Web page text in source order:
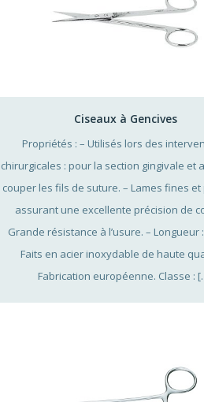
Ciseaux à Gencives
Propriétés : – Utilisés lors des
chirurgicales : pour la section gingivale et
couper les fils de suture. – Lames fines
assurant une excellente précision de
Grande résistance à l’usure. – Longueur :
Faits en acier inoxydable de haute
Fabrication européenne. Classe :